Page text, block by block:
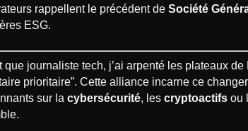
rappellent le précédent de Société
ESG.
que journaliste tech, j’ai arpenté les plateaux
prioritaire”. Cette alliance incarne ce
sur la cybersécurité, les cryptoactifs ou